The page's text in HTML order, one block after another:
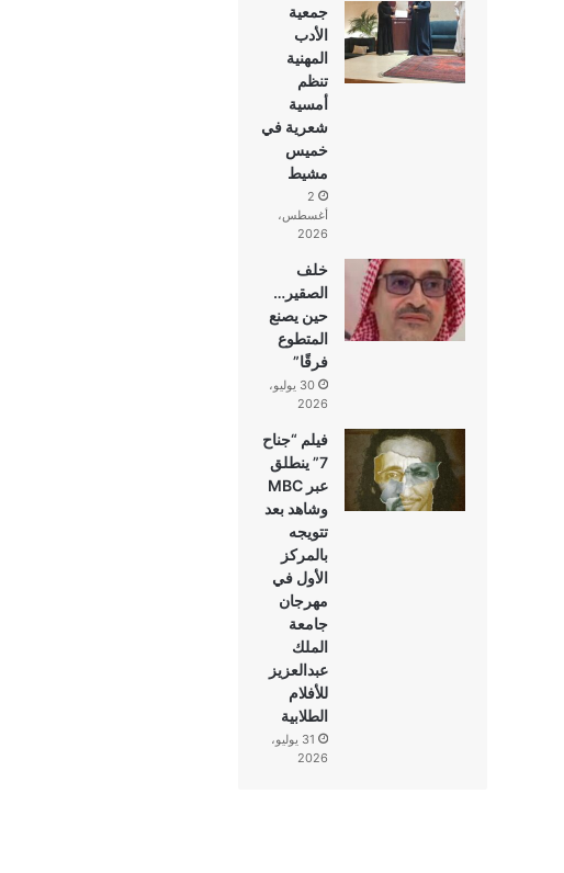
جمعية
الأدب
المهنية
تنظم
أمسية
شعرية في
خميس
مشيط
2
أغسطس،
2026
خلف
الصقير…
حين يصنع
المتطوع
فرقًا”
30 يوليو،
2026
فيلم “جناح
7” ينطلق
عبر MBC
وشاهد بعد
تتويجه
بالمركز
الأول في
مهرجان
جامعة
الملك
عبدالعزيز
للأفلام
الطلابية
31 يوليو،
2026